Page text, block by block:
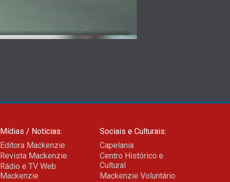
Mídias / Notícias:
Editora Mackenzie
Revista Mackenzie
Rádio e TV Web
Mackenzie
Sociais e Culturais:
Capelania
Centro Histórico e
Cultural
Mackenzie Voluntário